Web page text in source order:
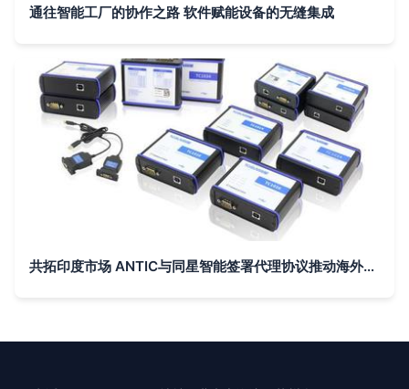
通往智能工厂的协作之路 软件赋能设备的无缝集成
共拓印度市场 ANTIC与同星智能签署代理协议推动海外互联业务发展